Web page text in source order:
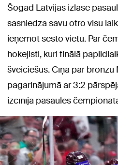
Šogad Latvijas izlase
sasniedza savu otro visu
ieņemot sesto vietu. Par
hokejisti, kuri finālā
šveiciešus. Cīņā par bronzu
pagarinājumā ar 3:2
izcīnīja pasaules